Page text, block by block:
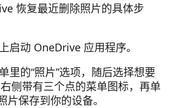
恢复最近删除照片的具体步
启动 OneDrive 应用程序。
里的“照片”选项，随后选择想要
侧带有三个点的菜单图标，再单
片保存到你的设备。